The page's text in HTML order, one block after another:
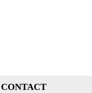
CONTACT